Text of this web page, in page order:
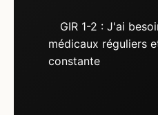
GIR 1-2 : J'ai
médicaux réguliers
constante